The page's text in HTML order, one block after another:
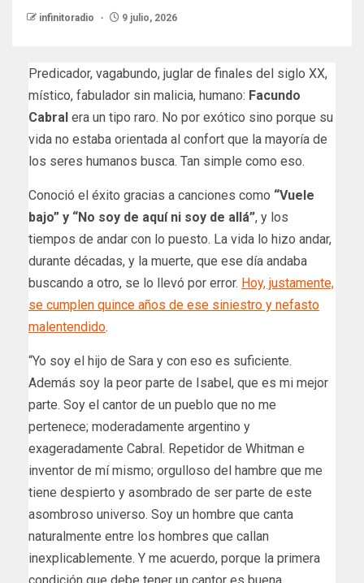
infinitoradio 9 julio, 2026
Predicador, vagabundo, juglar de finales del siglo XX,
místico, fabulador sin malicia, humano: Facundo
Cabral era un tipo raro. No por exótico sino porque su
vida no estaba orientada al confort que la mayoría de
los seres humanos busca. Tan simple como eso.
Conoció el éxito gracias a canciones como “Vuele
bajo” y “No soy de aquí ni soy de allá”, y los
tiempos de andar con lo puesto. La vida lo hizo andar,
durante décadas, y la muerte, que ese día andaba
buscando a otro, se lo llevó por error. Hoy, justamente,
se cumplen quince años de ese siniestro y nefasto
malentendido.
“Yo soy el hijo de Sara y con eso es suficiente.
Además soy la peor parte de Isabel, que es mi mejor
parte. Soy el cantor de un pueblo que no me
pertenece; moderadamente argentino y
exageradamente Cabral. Repetidor de Whitman e
inventor de mí mismo; orgulloso del hambre que me
tiene despierto y asombrado de ser parte de este
asombroso universo. Soy un hombre que canta
naturalmente entre los hombres que callan
inexplicablemente. Y me acuerdo, porque la primera